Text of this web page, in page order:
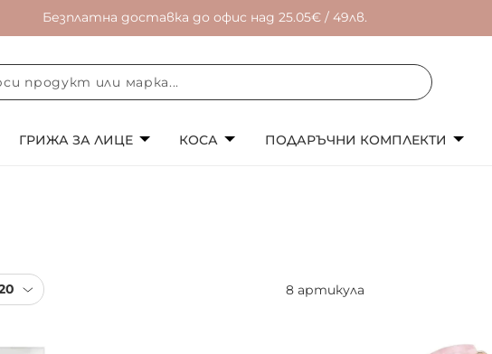
Безплатна доставка до офис над 25.05€ / 49лв.
ГРИЖА ЗА ЛИЦЕ КОСА ПОДАРЪЧНИ КОМПЛЕКТИ
8артикула